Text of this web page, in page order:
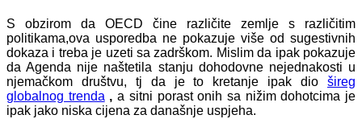
S obzirom da OECD čine različite zemlje s različitim
politikama,ova usporedba ne pokazuje više od sugestivnih
dokaza i treba je uzeti sa zadrškom. Mislim da ipak pokazuje
da Agenda nije naštetila stanju dohodovne nejednakosti u
njemačkom društvu, tj da je to kretanje ipak dio šireg
globalnog trenda ,a sitni porast onih sa nižim dohotcima je
ipak jako niska cijena za današnje uspjeha.